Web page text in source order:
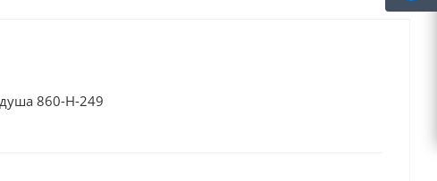
860-Н-249